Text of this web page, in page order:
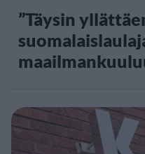
”Täysin